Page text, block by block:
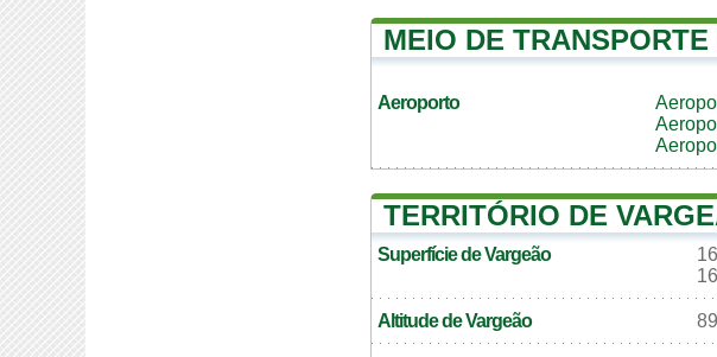
MEIO DE
Aeroporto
TERRITÓRIO DE
Superfície de Vargeão
Altitude de Vargeão